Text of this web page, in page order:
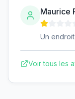
Maurice
Un
Voir tous les